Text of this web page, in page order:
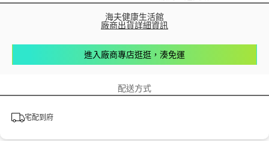
海夫健康生活館
廠商出貨詳細資訊
進入廠商專店逛逛，湊免運
配送方式
宅配到府